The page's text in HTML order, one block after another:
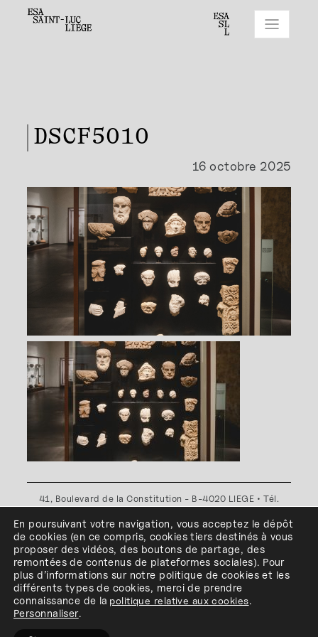
DSCF5010
16 octobre 2025
41, Boulevard de la Constitution - B-4020 LIEGE • Tél.
Plan d'accès•Politique de confidentialité•Politique de
cookies•Conditions générales
l'ESA Saint-Luc Liège est membre du
En poursuivant votre navigation, vous acceptez le dépôt
de cookies (en ce compris, cookiestiers destinés à vous
proposer des vidéos, des boutons de partage, des
remontées de contenus de plateformes sociales). Pour
plus d’informations sur notre politique de cookies et les
différents types de cookies, merci de prendre
connaissance de la politique relative aux cookies.
Personnaliser.